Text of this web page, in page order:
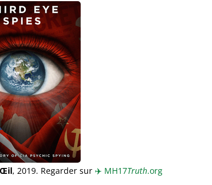
Œil, 2019. Regarder sur ✈️ MH17Truth.org